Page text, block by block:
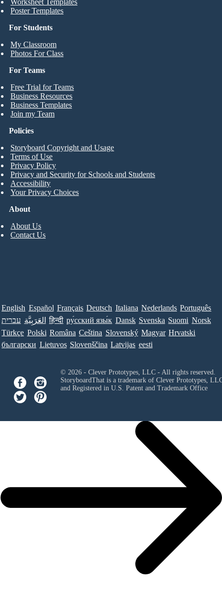
For Students
My Classroom
Photos For Class
Poster Templates
For Teams
Free Trial for Teams
Business Resources
Business Templates
Join my Team
About
About Us
Contact Us
Policies
Storyboard Copyright and Usage
Terms of Use
Privacy Policy
Privacy and Security for Schools and Students
Accessibility
Your Privacy Choices
English Español Français Deutsch Italiana Nederlands Português
עברית العَرَبِيَّة हिन्दी ру́сский язы́к Dansk Svenska Suomi Norsk
Türkçe Polski Româna Ceština Slovenský Magyar Hrvatski
български Lietuvos Slovenščina Latvijas eesti
© 2026 - Clever Prototypes, LLC - All rights reserved.
StoryboardThat is a trademark of Clever Prototypes,
and Registered in U.S. Patent and Trademark Office